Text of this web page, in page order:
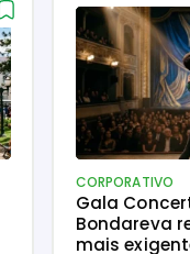
CORPORATIVO
Gala
Bondareva
mais